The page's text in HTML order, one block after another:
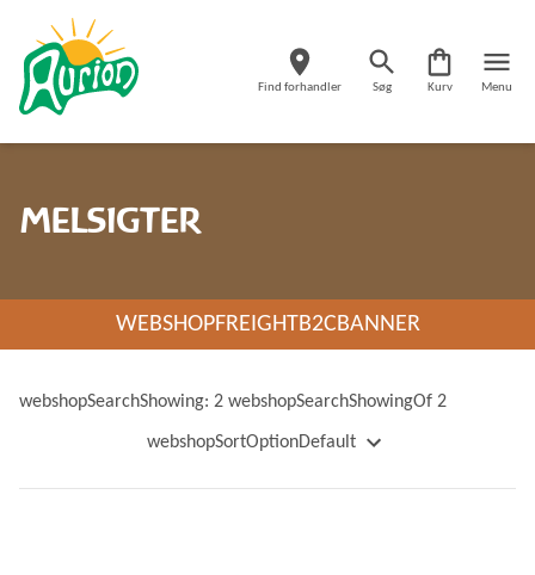
Find forhandler Søg Kurv Menu
MELSIGTER
WEBSHOPFREIGHTB2CBANNER
webshopSearchShowing: 2 webshopSearchShowingOf 2
webshopSortOptionDefault
webshopSortOptionName